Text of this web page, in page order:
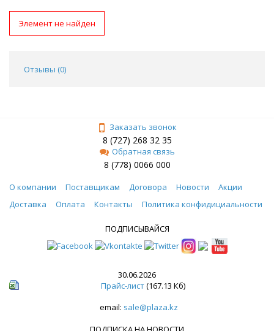
Элемент не найден
Отзывы (0)
Заказать звонок
8 (727) 268 32 35
Обратная связь
8 (778) 0066 000
О компании Поставщикам Договора Новости
Акции
Доставка
Оплата Контакты Политика конфидициальности
ПОДПИСЫВАЙСЯ
30.06.2026
Прайс-лист(167.13 Кб)
email: sale@plaza.kz